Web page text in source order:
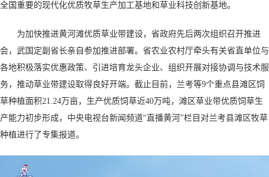
全国重要的现代化优质牧草生产加工基地和草业科技创新基地。
为加快推进黄河滩优质草业带建设，省政府先后两次组织召开推进
会，武国定副省长亲自参加推进部署。省农业农村厅牵头有关省直单位与
各地积极落实优惠政策、引进培育龙头企业、组织开展对接协调与技术服
务，推动草业带建设取得良好开端。截止目前，兰考等9个重点县滩区饲
草种植面积21.24万亩，生产优质饲草近40万吨，滩区草业带优质饲草生
产能力初步形成，中央电视台新闻频道“直播黄河”栏目对兰考县滩区牧草
种植进行了专集报道。